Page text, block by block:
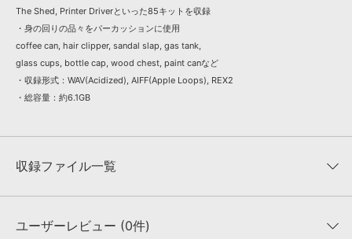
The Shed, Printer Driverといった85キットを収録
・身の回りの品々をパーカッションに使用
coffee can, hair clipper, sandal slap, gas tank,
glass cups, bottle cap, wood chest, paint canなど
・収録形式：WAV(Acidized), AIFF(Apple Loops), REX2
・総容量：約6.1GB
収録ファイル一覧
収録ファイル一覧
ユーザーレビュー (0件)